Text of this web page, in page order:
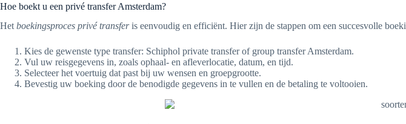
Hoe boekt u een privé transfer Amsterdam?
Het boekingsproces privé transferis eenvoudig en efficiënt. Hier zijn de stappen om een succesvolle
Kies de gewenste type transfer: Schiphol private transfer of group transfer Amsterdam.
Vul uw reisgegevens in, zoals ophaal- en afleverlocatie, datum, en tijd.
Selecteer het voertuig dat past bij uw wensen en groepgrootte.
Bevestig uw boeking door de benodigde gegevens in te vullen en de betaling te voltooien.